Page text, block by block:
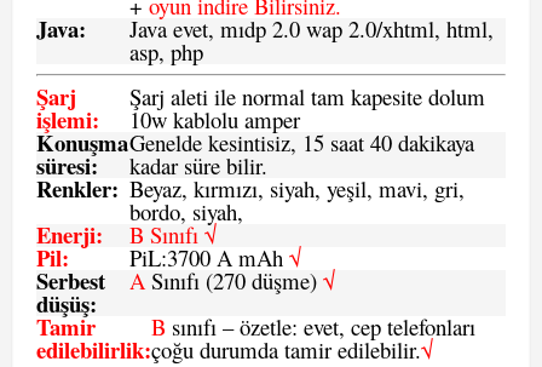
Java: Java evet, mıdp 2.0 wap 2.0/xhtml, html,
asp, php
Şarj
işlemi:
Şarj aleti ile normal tam kapesite dolum
10w kablolu amper
Konuşma
süresi:
Genelde kesintisiz, 15 saat 40 dakikaya
kadar süre bilir.
Renkler: Beyaz, kırmızı, siyah, yeşil, mavi, gri,
bordo, siyah,
Enerji: B Sınıfı √
Pil: PiL:3700 A mAh √
Serbest
düşüş:
ASınıfı (270 düşme) √
Tamir
edilebilirlik:
B sınıfı – özetle: evet, cep telefonları
çoğu durumda tamir edilebilir.√